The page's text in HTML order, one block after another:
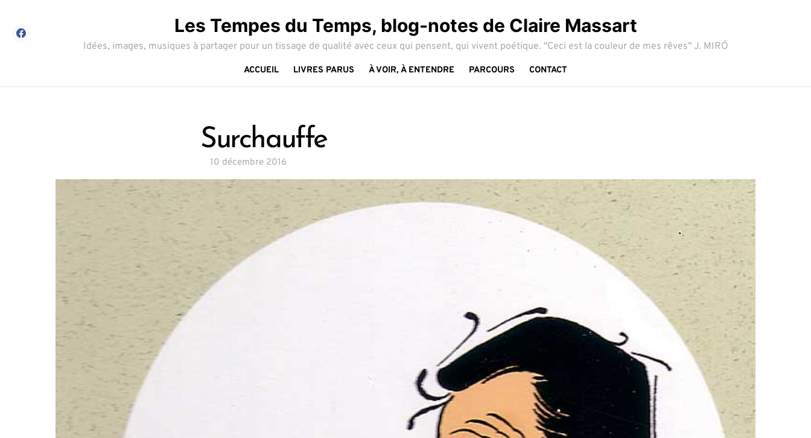
Les Tempes du Temps, blog-notes de Claire Massart
Idées, images, musiques à partager pour un tissage de qualité avec ceux qui pensent, qui vivent poétique. "Ceci est la couleur de mes rêves" J. MIRÓ
ACCUEIL LIVRES PARUS À VOIR, À ENTENDRE PARCOURS CONTACT
Surchauffe
10 décembre 2016